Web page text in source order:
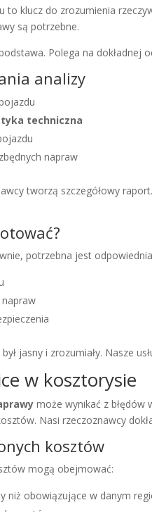
to klucz do zrozumienia
są potrzebne.
Polega na dokładnej
analizy
techniczna
napraw
tworzą szczegółowy
potrzebna jest
był jasny i zrozumiały. Nasze
w kosztorysie
może wynikać z błędów
Nasi rzeczoznawcy
kosztów
mogą obejmować:
niż obowiązujące w danym